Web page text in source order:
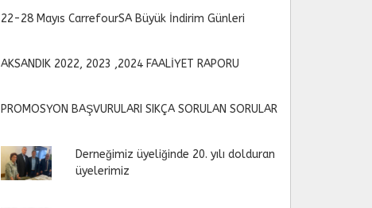
22-28 Mayıs CarrefourSA Büyük İndirim Günleri
AKSANDIK 2022, 2023 ,2024 FAALİYET RAPORU
PROMOSYON BAŞVURULARI SIKÇA SORULAN SORULAR
Derneğimiz üyeliğinde 20. yılı dolduran
üyelerimiz